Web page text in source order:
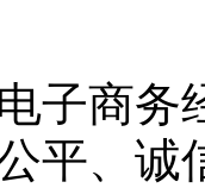
务经
平、